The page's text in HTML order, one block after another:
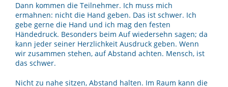
Dann kommen die Teilnehmer. Ich muss mich
ermahnen: nicht die Hand geben. Das ist schwer. Ich
gebe gerne die Hand und ich mag den festen
Händedruck. Besonders beim Auf wiedersehn sagen; da
kann jeder seiner Herzlichkeit Ausdruck geben. Wenn
wir zusammen stehen, auf Abstand achten. Mensch, ist
das schwer.
Nicht zu nahe sitzen, Abstand halten. Im Raum kann die